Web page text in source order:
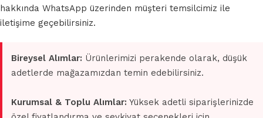
hakkında WhatsApp üzerinden müşteri temsilcimiz ile
iletişime geçebilirsiniz.
Bireysel Alımlar: Ürünlerimizi perakende olarak, düşük
adetlerde mağazamızdan temin edebilirsiniz.
Kurumsal & Toplu Alımlar: Yüksek adetli siparişlerinizde